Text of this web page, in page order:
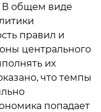
В общем виде
правил и
центрального
их
что темпы
попадает